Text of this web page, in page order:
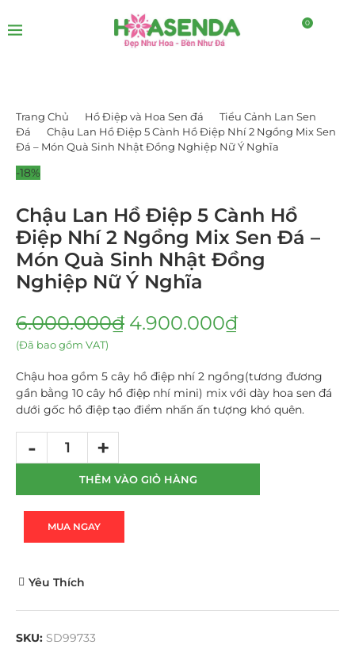
0
Trang Chủ Hồ Điệp và Hoa Sen đá
Tiểu Cảnh Lan Sen
Đá
Chậu Lan Hồ Điệp 5 Cành Hồ Điệp Nhí 2 Ngồng Mix Sen
Đá – Món Quà Sinh Nhật Đồng Nghiệp Nữ Ý Nghĩa
-18%
Chậu Lan Hồ Điệp 5 Cành Hồ
Điệp Nhí 2 Ngồng Mix Sen Đá –
Món Quà Sinh Nhật Đồng
Nghiệp Nữ Ý Nghĩa
6.000.000₫ 4.900.000₫
(Đã bao gồm VAT)
Chậu hoa gồm 5 cây hồ điệp nhí 2 ngồng(tương đương
gần bằng 10 cây hồ điệp nhí mini) mix với dày hoa sen đá
dưới gốc hồ điệp tạo điểm nhấn ấn tượng khó quên.
THÊM VÀO GIỎ HÀNG
MUA NGAY
Yêu Thích
SKU: SD99733